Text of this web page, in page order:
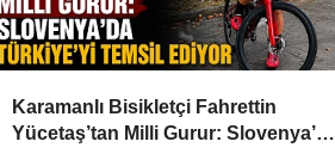
Karamanlı Bisikletçi Fahrettin
Yücetaş’tan Milli Gurur: Slovenya’da